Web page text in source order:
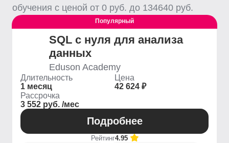
обучения с ценой от 0 руб. до 134640 руб.
Популярный
SQL с нуля для анализа
данных
Eduson Academy
Длительность
1 месяц
Цена
42 624 ₽
Рассрочка
3 552 руб. /мес
Подробнее
Рейтинг4.95